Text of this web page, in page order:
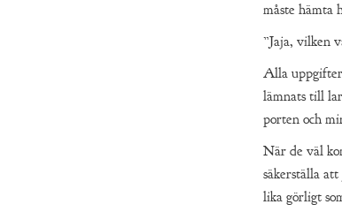
måste hämta
”Jaja, vilken
Alla uppgifter
lämnats till
porten och
När de väl
säkerställa
lika görligt